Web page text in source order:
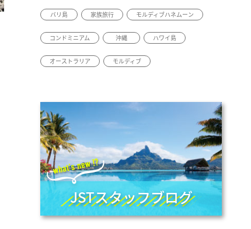
バリ島 家族旅行 モルディブハネムーン
コンドミニアム 沖縄 ハワイ島
オーストラリア モルディブ
JSTスタッフブログ